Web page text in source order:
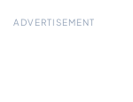
ADVERTISEMENT